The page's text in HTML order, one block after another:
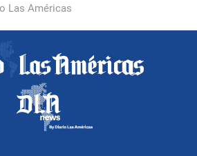
Las Américas